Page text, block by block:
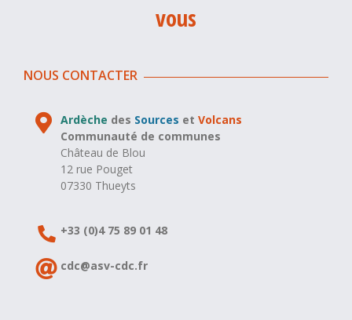
vous
NOUS CONTACTER
Ardèche des Sources etVolcans
Communauté de communes
Château de Blou
12 rue Pouget
07330 Thueyts
+33 (0)4 75 89 01 48
cdc@asv-cdc.fr